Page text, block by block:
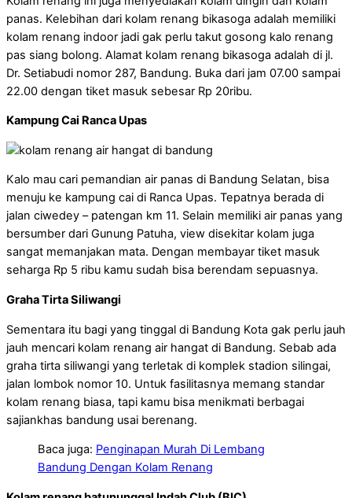
panas. Kelebihan dari kolam renang bikasoga adalah memiliki
kolam renang indoor jadi gak perlu takut gosong kalo renang
pas siang bolong. Alamat kolam renang bikasoga adalah di jl.
Dr. Setiabudi nomor 287, Bandung. Buka dari jam 07.00 sampai
22.00 dengan tiket masuk sebesar Rp 20ribu.
Kampung Cai Ranca Upas
Kalo mau cari pemandian air panas di Bandung Selatan, bisa
menuju ke kampung cai di Ranca Upas. Tepatnya berada di
jalan ciwedey – patengan km 11. Selain memiliki air panas yang
bersumber dari Gunung Patuha, view disekitar kolam juga
sangat memanjakan mata. Dengan membayar tiket masuk
seharga Rp 5 ribu kamu sudah bisa berendam sepuasnya.
Graha Tirta Siliwangi
Sementara itu bagi yang tinggal di Bandung Kota gak perlu jauh
jauh mencari kolam renang air hangat di Bandung. Sebab ada
graha tirta siliwangi yang terletak di komplek stadion silingai,
jalan lombok nomor 10. Untuk fasilitasnya memang standar
kolam renang biasa, tapi kamu bisa menikmati berbagai
sajiankhas bandung usai berenang.
Baca juga: Penginapan Murah Di Lembang
Bandung Dengan Kolam Renang